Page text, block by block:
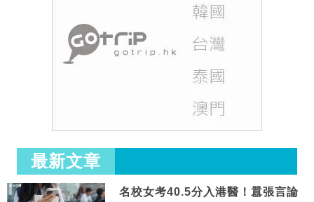
最新文章
名校女考40.5分入港醫！囂張言論